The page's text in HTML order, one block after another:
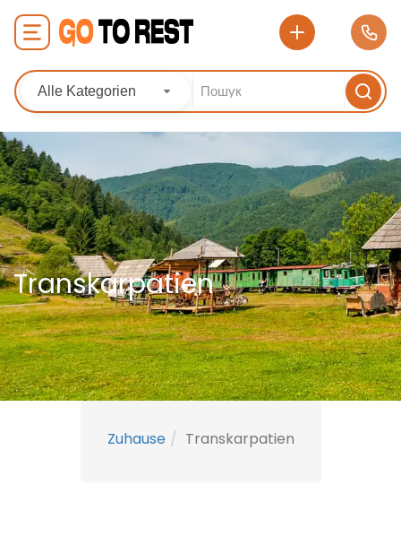
Alle Kategorien
Transkarpatien
Zuhause Transkarpatien